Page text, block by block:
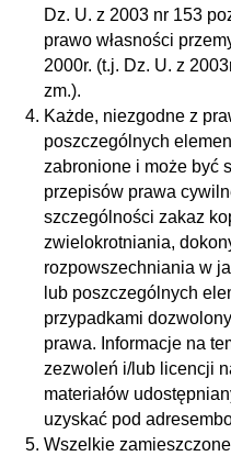
Dz. U. z 2003 nr 153
prawo własności
2000r. (t.j. Dz. U. z
zm.).
Każde, niezgodne z
poszczególnych
zabronione i może być
przepisów prawa
szczególności zakaz
zwielokrotniania,
rozpowszechniania w
lub poszczególnych
przypadkami
prawa. Informacje na
zezwoleń i/lub licencji
materiałów
uzyskać pod adresem
Wszelkie